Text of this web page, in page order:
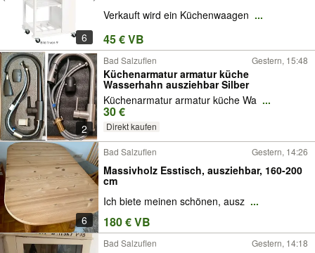
6
Verkauft wird ein Küchenwaagen ...
45 € VB
2
Bad Salzuflen Gestern, 15:48
Küchenarmatur armatur küche
Wasserhahn ausziehbar Silber
Küchenarmatur armatur küche Wa ...
30 €
Direkt kaufen
6
Bad Salzuflen Gestern, 14:26
Massivholz Esstisch, ausziehbar, 160-200
cm
Ich biete meinen schönen, ausz ...
180 € VB
Bad Salzuflen Gestern, 14:18